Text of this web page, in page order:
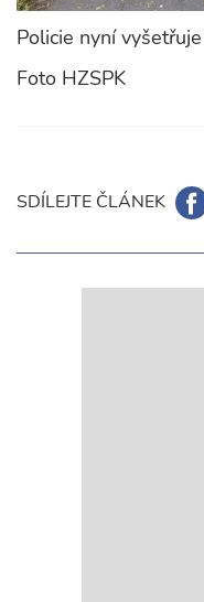
Policie nyní
Foto HZSPK
SDÍLEJTE ČLÁNEK